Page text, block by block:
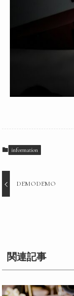
information
DEMODEMO
関連記事